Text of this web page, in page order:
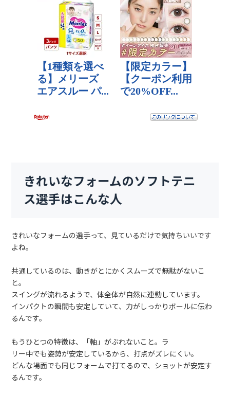
きれいなフォームのソフトテニ
ス選手はこんな人
きれいなフォームの選手って、見ているだけで気持ちいいです
よね。
共通しているのは、動きがとにかくスムーズで無駄がないこ
と。
スイングが流れるようで、体全体が自然に連動しています。
インパクトの瞬間も安定していて、力がしっかりボールに伝わ
るんです。
もうひとつの特徴は、「軸」がぶれないこと。ラ
リー中でも姿勢が安定しているから、打点がズレにくい。
どんな場面でも同じフォームで打てるので、ショットが安定す
るんです。